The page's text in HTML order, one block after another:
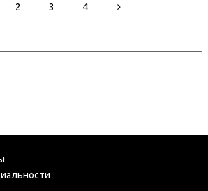
2 3 4